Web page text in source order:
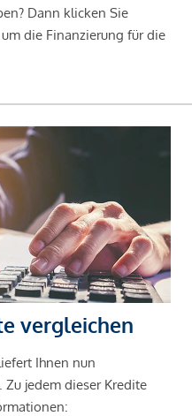
Dann klicken Sie
die Finanzierung für die
vergleichen
Ihnen nun
jedem dieser Kredite